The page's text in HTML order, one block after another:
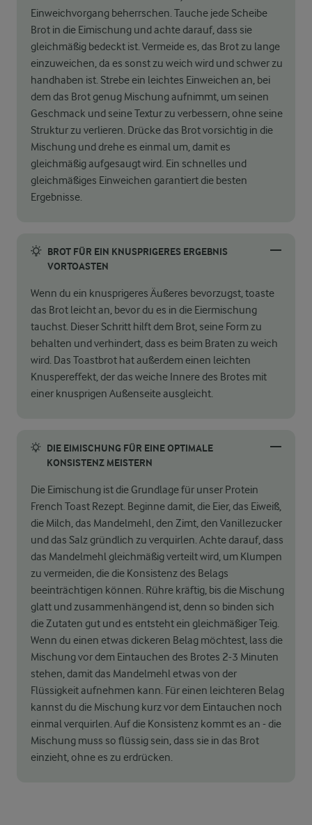
Einweichvorgang beherrschen. Tauche jede Scheibe
Brot in die Eimischung und achte darauf, dass sie
gleichmäßig bedeckt ist. Vermeide es, das Brot zu lange
einzuweichen, da es sonst zu weich wird und schwer zu
handhaben ist. Strebe ein leichtes Einweichen an, bei
dem das Brot genug Mischung aufnimmt, um seinen
Geschmack und seine Textur zu verbessern, ohne seine
Struktur zu verlieren. Drücke das Brot vorsichtig in die
Mischung und drehe es einmal um, damit es
gleichmäßig aufgesaugt wird. Ein schnelles und
gleichmäßiges Einweichen garantiert die besten
Ergebnisse.
BROT FÜR EIN KNUSPRIGERES ERGEBNIS
VORTOASTEN
Wenn du ein knusprigeres Äußeres bevorzugst, toaste
das Brot leicht an, bevor du es in die Eiermischung
tauchst. Dieser Schritt hilft dem Brot, seine Form zu
behalten und verhindert, dass es beim Braten zu weich
wird. Das Toastbrot hat außerdem einen leichten
Knuspereffekt, der das weiche Innere des Brotes mit
einer knusprigen Außenseite ausgleicht.
DIE EIMISCHUNG FÜR EINE OPTIMALE
KONSISTENZ MEISTERN
Die Eimischung ist die Grundlage für unser Protein
French Toast Rezept. Beginne damit, die Eier, das Eiweiß,
die Milch, das Mandelmehl, den Zimt, den Vanillezucker
und das Salz gründlich zu verquirlen. Achte darauf, dass
das Mandelmehl gleichmäßig verteilt wird, um Klumpen
zu vermeiden, die die Konsistenz des Belags
beeinträchtigen können. Rühre kräftig, bis die Mischung
glatt und zusammenhängend ist, denn so binden sich
die Zutaten gut und es entsteht ein gleichmäßiger Teig.
Wenn du einen etwas dickeren Belag möchtest, lass die
Mischung vor dem Eintauchen des Brotes 2-3 Minuten
stehen, damit das Mandelmehl etwas von der
Flüssigkeit aufnehmen kann. Für einen leichteren Belag
kannst du die Mischung kurz vor dem Eintauchen noch
einmal verquirlen. Auf die Konsistenz kommt es an - die
Mischung muss so flüssig sein, dass sie in das Brot
einzieht, ohne es zu erdrücken.